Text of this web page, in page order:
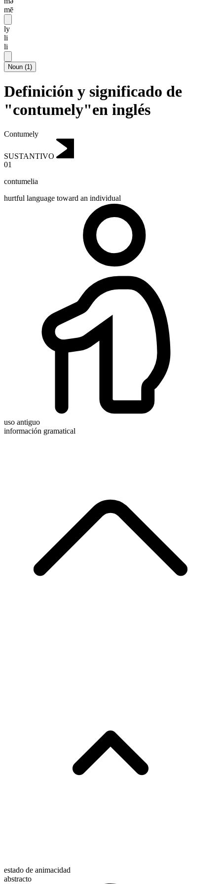
mē
ly
li
li
Noun (1)
Definición y significado de
"contumely"en inglés
Contumely
SUSTANTIVO
01
contumelia
hurtful language toward an individual
uso antiguo
información gramatical
estado de animacidad
abstracto